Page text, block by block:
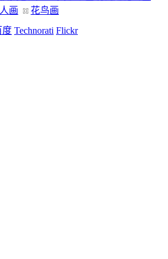
画
花鸟画
度 Technorati Flickr